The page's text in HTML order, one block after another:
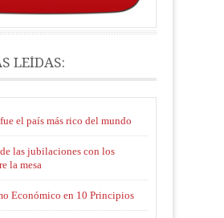
LEÍDAS:
el país más rico del mundo
las jubilaciones con los
la mesa
Económico en 10 Principios